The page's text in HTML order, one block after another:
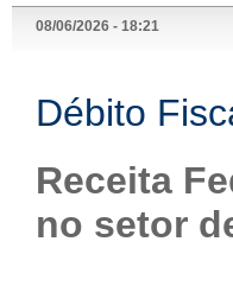
08/06/2026 - 18:21
Débito
Receita
no setor